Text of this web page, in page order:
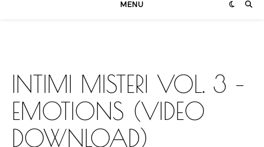
MENU
INTIMI MISTERI VOL. 3 –
EMOTIONS (VIDEO
DOWNLOAD)